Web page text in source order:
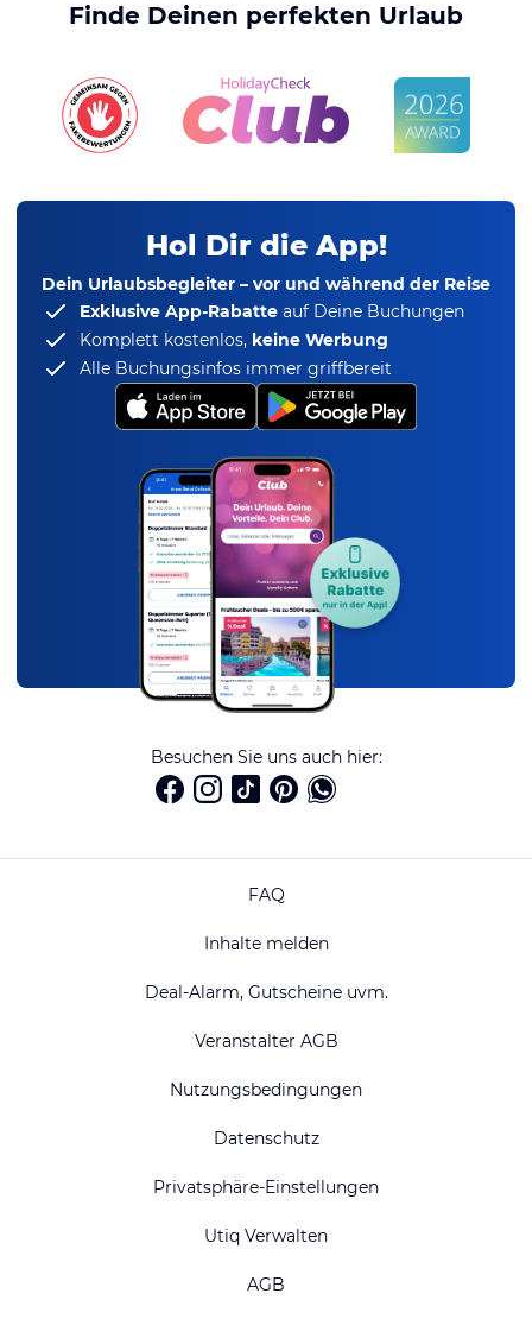
Finde Deinen perfekten Urlaub
Hol Dir die App!
Dein Urlaubsbegleiter – vor und während der Reise
Exklusive App-Rabatte auf Deine Buchungen
Komplett kostenlos, keine Werbung
Alle Buchungsinfos immer griffbereit
Besuchen Sie uns auch hier:
FAQ
Inhalte melden
Deal-Alarm, Gutscheine uvm.
Veranstalter AGB
Nutzungsbedingungen
Datenschutz
Privatsphäre-Einstellungen
Utiq Verwalten
AGB